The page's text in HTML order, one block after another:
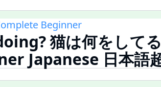
Beginner
猫は何をして
Japanese 日本語